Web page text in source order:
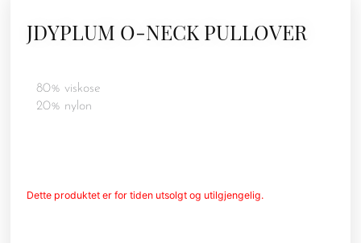
JDYPLUM O-NECK PULLOVER
80% viskose
20% nylon
Dette produktet er for tiden utsolgt og utilgjengelig.